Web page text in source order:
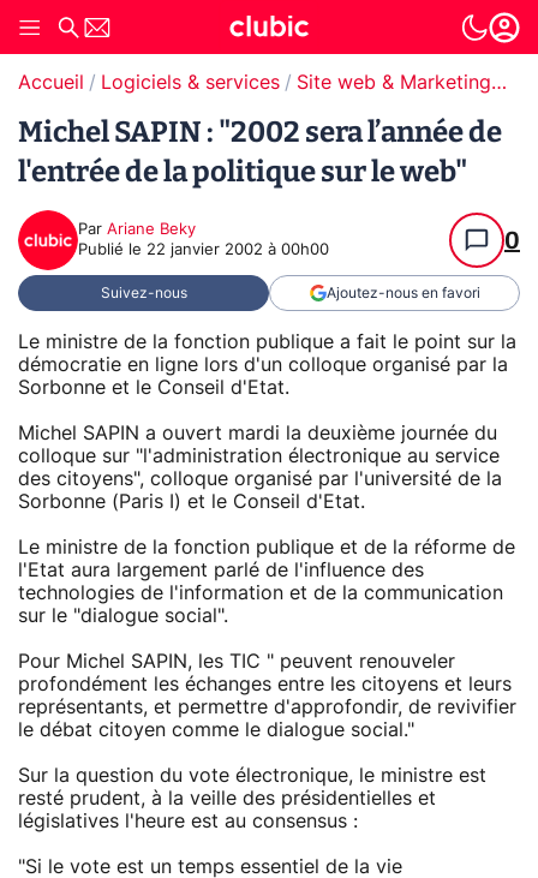
Accueil Logiciels & services Site web & Marketing Digital
Michel SAPIN : "2002 sera l’année de
l'entrée de la politique sur le web"
Par Ariane Beky
Publié le 22 janvier 2002 à 00h00 0
Suivez-nous Ajoutez-nous en favori
Le ministre de la fonction publique a fait le point sur la
démocratie en ligne lors d'un colloque organisé par la
Sorbonne et le Conseil d'Etat.
Michel SAPIN a ouvert mardi la deuxième journée du
colloque sur "l'administration électronique au service
des citoyens", colloque organisé par l'université de la
Sorbonne (Paris I) et le Conseil d'Etat.
Le ministre de la fonction publique et de la réforme de
l'Etat aura largement parlé de l'influence des
technologies de l'information et de la communication
sur le "dialogue social".
Pour Michel SAPIN, les TIC " peuvent renouveler
profondément les échanges entre les citoyens et leurs
représentants, et permettre d'approfondir, de revivifier
le débat citoyen comme le dialogue social."
Sur la question du vote électronique, le ministre est
resté prudent, à la veille des présidentielles et
législatives l'heure est au consensus :
"Si le vote est un temps essentiel de la vie